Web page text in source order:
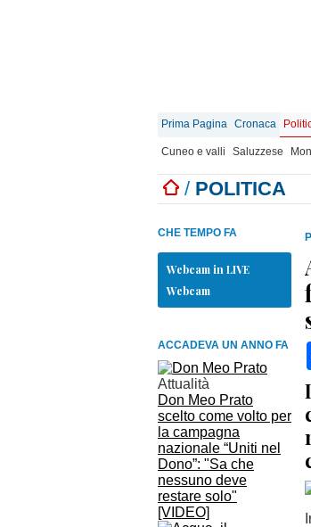
Prima Pagina Cronaca
Cuneo e valli Saluzzese
/ POLITICA
CHE TEMPO FA
Webcam in LIVE
Webcam
ACCADEVA UN ANNO FA
Attualità
Don Meo Prato
scelto come volto per
la campagna
nazionale “Uniti nel
Dono”: "Sa che
nessuno deve
restare solo"
[VIDEO]